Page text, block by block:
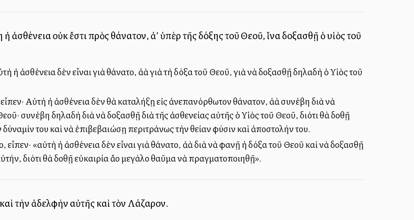
ἀσθένεια οὐκ ἔστι πρὸς θάνατον, ἀλλ’ ὑπὲρ τῆς δόξης τοῦ Θεοῦ, ἵνα δοξασθῇ ὁ υἱὸς τοῦ
ἡ ἀσθένεια δὲν εἶναι γιὰ θάνατο, ἀλλὰ γιὰ τὴ δόξα τοῦ Θεοῦ, γιὰ νὰ δοξασθῇ δηλαδὴ ὁ Υἱὸς τοῦ
Αὐτὴ ἡ ἀσθένεια δὲν θὰ καταλήξῃ εἰς ἀνεπανόρθωτον θάνατον, ἀλλὰ συνέβη διὰ νὰ
συνέβη δηλαδὴ διὰ νὰ δοξασθῇ διὰ τῆς ἀσθενείας αὐτῆς ὁ Υἱὸς τοῦ Θεοῦ, διότι θὰ δοθῇ
του καὶ νὰ ἐπιβεβαιώσῃ περιτράνως τὴν θείαν φύσιν καὶ ἀποστολήν του.
«αὐτὴ ἡ ἀσθένεια δὲν εἶναι γιὰ θάνατο, ἀλλὰ διὰ νὰ φανῇ ἡ δόξα τοῦ Θεοῦ καὶ νὰ δοξασθῇ
διότι θὰ δοθῇ εὐκαιρία ἄλλο μεγάλο θαῦμα νὰ πραγματοποιηθῇ».
τὴν ἀδελφὴν αὐτῆς καὶ τὸν Λάζαρον.